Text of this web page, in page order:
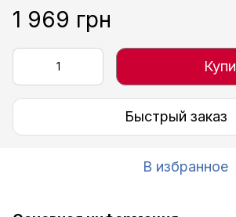
1 969 грн
Быстрый заказ
В избранное